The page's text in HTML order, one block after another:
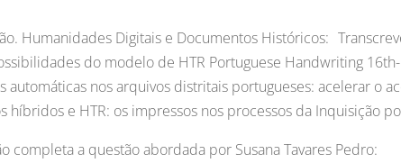
Humanidades Digitais e Documentos Históricos:
do modelo de HTR Portuguese Handwriting
automáticas nos arquivos distritais portugueses: acelerar o
híbridos e HTR: os impressos nos processos da Inquisição
completa a questão abordada por Susana Tavares Pedro: